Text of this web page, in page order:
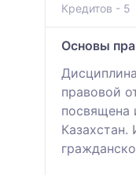
Кредитов - 5
Основы
правовой
посвящена
Казахстан.